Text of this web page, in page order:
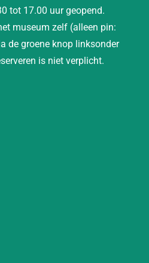
tot 17.00 uur geopend.
museum zelf (alleen pin:
de groene knop linksonder
is niet verplicht.